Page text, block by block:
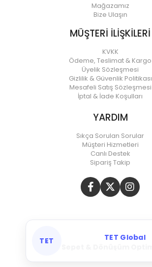
Mağazamız
Bize Ulaşın
MÜŞTERİ İLİŞKİLERİ
KVKK
Ödeme, Teslimat & Kargo
Üyelik Sözleşmesi
Gizlilik & Güvenlik Politikası
Mesafeli Satış Sözleşmesi
İptal & İade Koşulları
YARDIM
Sıkça Sorulan Sorular
Müşteri Hizmetleri
Canlı Destek
Sipariş Takip
TET
TET Global